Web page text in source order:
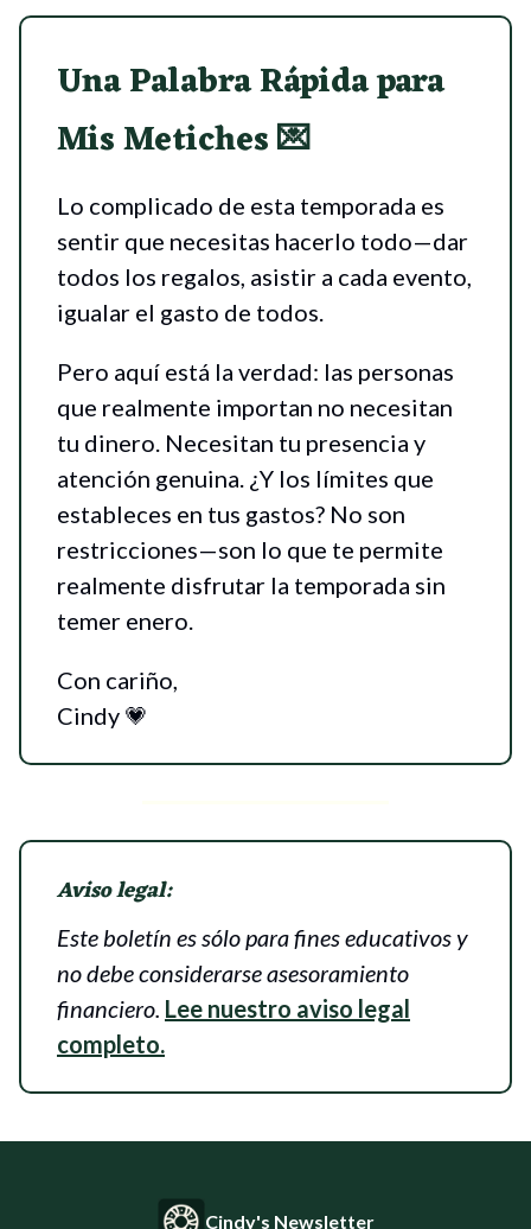
Una Palabra Rápida para
Mis Metiches💌
Lo complicado de esta temporada es
sentir que necesitas hacerlo todo—dar
todos los regalos, asistir a cada evento,
igualar el gasto de todos.
Pero aquí está la verdad: las personas
que realmente importan no necesitan
tu dinero. Necesitan tu presencia y
atención genuina. ¿Y los límites que
estableces en tus gastos? No son
restricciones—son lo que te permite
realmente disfrutar la temporada sin
temer enero.
Con cariño,
Cindy 💗
Aviso legal:
Este boletín es sólo para fines educativos y
no debe considerarse asesoramiento
financiero. Lee nuestro aviso legal
completo.
Cindy's Newsletter